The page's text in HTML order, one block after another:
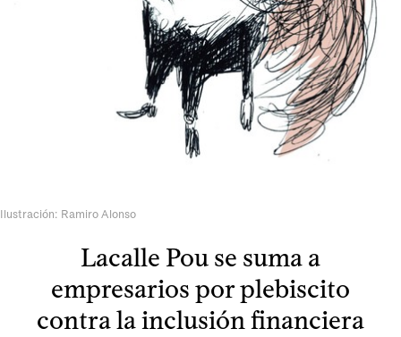
Ilustración: Ramiro Alonso
Lacalle Pou se suma a
empresarios por plebiscito
contra la inclusión financiera